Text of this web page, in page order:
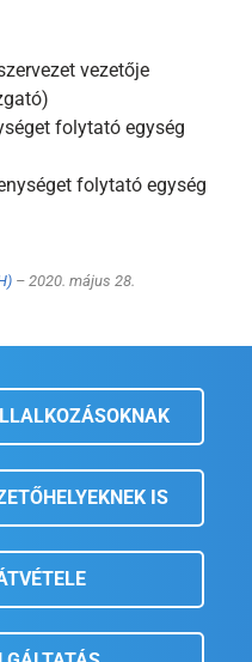
vezetője
folytató egység
folytató egység
– 2020. május 28.
IS